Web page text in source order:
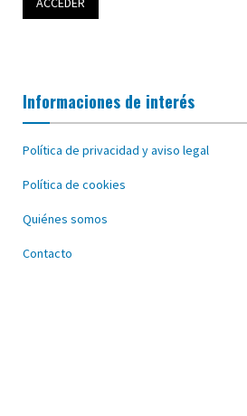
Informaciones de interés
Política de privacidad y aviso legal
Política de cookies
Quiénes somos
Contacto